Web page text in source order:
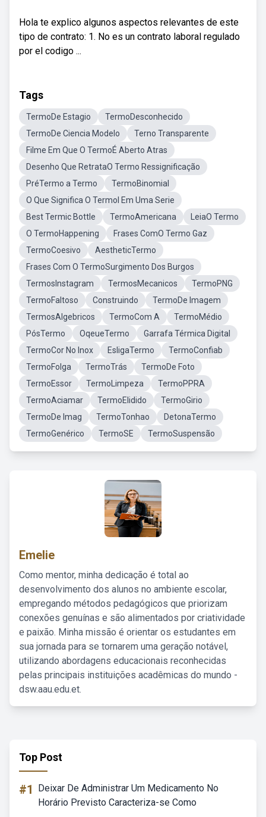
Hola te explico algunos aspectos relevantes de este
tipo de contrato: 1. No es un contrato laboral regulado
por el codigo ...
Tags
TermoDe Estagio
TermoDesconhecido
TermoDe Ciencia Modelo
Terno Transparente
Filme Em Que O TermoÉ Aberto Atras
Desenho Que RetrataO Termo Ressignificação
PréTermo a Termo
TermoBinomial
O Que Significa O TermoI Em Uma Serie
Best Termic Bottle
TermoAmericana
LeiaO Termo
O TermoHappening
Frases ComO Termo Gaz
TermoCoesivo
AestheticTermo
Frases Com O TermoSurgimento Dos Burgos
TermosInstagram
TermosMecanicos
TermoPNG
TermoFaltoso
Construindo
TermoDe Imagem
TermosAlgebricos
TermoCom A
TermoMédio
PósTermo
OqeueTermo
Garrafa Térmica Digital
TermoCor No Inox
EsligaTermo
TermoConfiab
TermoFolga
TermoTrás
TermoDe Foto
TermoEssor
TermoLimpeza
TermoPPRA
TermoAciamar
TermoElidido
TermoGirio
TermoDe Imag
TermoTonhao
DetonaTermo
TermoGenérico
TermoSE TermoSuspensão
Emelie
Como mentor, minha dedicação é total ao
desenvolvimento dos alunos no ambiente escolar,
empregando métodos pedagógicos que priorizam
conexões genuínas e são alimentados por criatividade
e paixão. Minha missão é orientar os estudantes em
sua jornada para se tornarem uma geração notável,
utilizando abordagens educacionais reconhecidas
pelas principais instituições acadêmicas do mundo -
dsw.aau.edu.et.
Top Post
#1
Deixar De Administrar Um Medicamento No
Horário Previsto Caracteriza-se Como